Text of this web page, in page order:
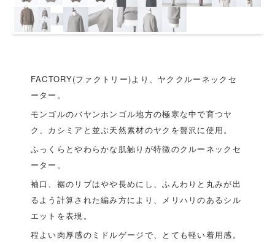
FACTORY(ファクトリー)より、ヤククルーネックセ
ーター。
モンゴルのバヤンホンゴル地方の極寒な中で育つヤ
ク、カシミアと並ぶ天然素材のヤクを贅沢に使用。
ふっくらとやわらかな肌触りが特徴のクルーネックセ
ーター。
袖口、裾のリブはやや長めにし、ふんわりと丸みが出
るよう計算された編み方により、メリハリのあるシル
エットを表現。
程よい肉厚感のミドルゲージで、とても軽い着用感。